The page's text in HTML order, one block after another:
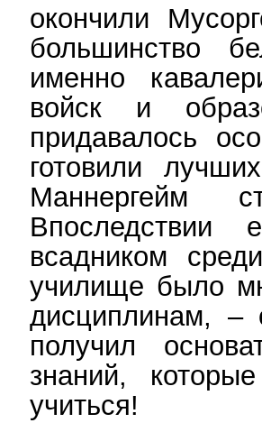
окончили
большинство
именно
войск и
придавалось
готовили
Маннергейм
всадником
училище было
дисциплинам, –
получил
знаний,
учиться!